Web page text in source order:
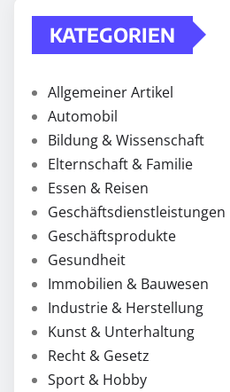
KATEGORIEN
Allgemeiner Artikel
Automobil
Bildung & Wissenschaft
Elternschaft & Familie
Essen & Reisen
Geschäftsdienstleistungen
Geschäftsprodukte
Gesundheit
Immobilien & Bauwesen
Industrie & Herstellung
Kunst & Unterhaltung
Recht & Gesetz
Sport & Hobby